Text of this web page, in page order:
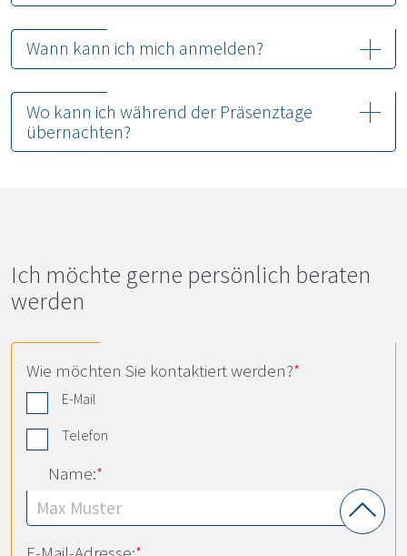
Wann kann ich mich anmelden?
Wo kann ich während der Präsenztage
übernachten?
Ich möchte gerne persönlich beraten
werden
Wie möchten Sie kontaktiert werden?*
E-Mail
Telefon
Name:*